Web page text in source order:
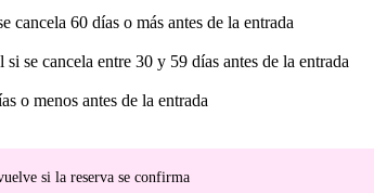
cancela 60 días o más antes de la entrada
si se cancela entre 30 y 59 días antes de la entrada
o menos antes de la entrada
si la reserva se confirma